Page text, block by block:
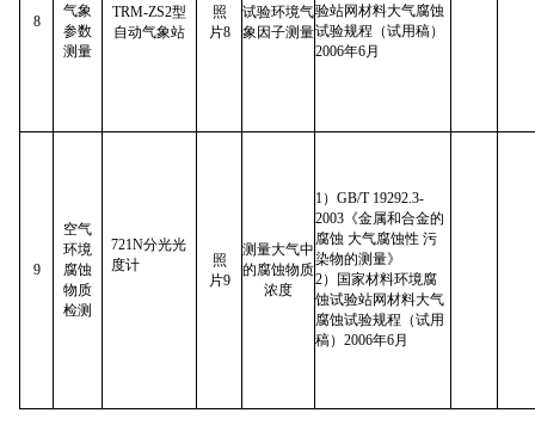
8
气象
参数
测量
TRM-ZS2型
自动气象站
照
片8
试验环境气
象因子测量
验站网材料大气腐蚀
试验规程（试用稿）
2006年6月
9
空气
环境
腐蚀
物质
检测
721N分光光
度计
照
片9
测量大气中
的腐蚀物质
浓度
1）GB/T 19292.3-
2003《金属和合金的
腐蚀 大气腐蚀性 污
染物的测量》
2）国家材料环境腐
蚀试验站网材料大气
腐蚀试验规程（试用
稿）2006年6月